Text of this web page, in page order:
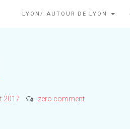
LYON/ AUTOUR DE LYON
2017 zero comment